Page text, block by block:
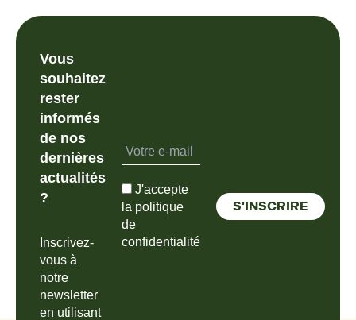
Vous
souhaitez
rester
informés
de nos
dernières
actualités
?
Inscrivez-
vous à
notre
newsletter
en utilisant
J'accepte
la politique
de
confidentialité